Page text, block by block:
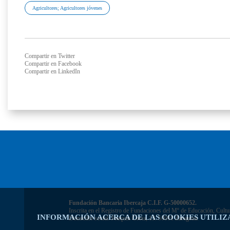
INFORMACIÓN ACERCA DE LAS COOKIES
Agricultores; Agricultores jóvenes
Compartir en Twitter
Compartir en Facebook
Compartir en LinkedIn
Fundación Bancaria Ibercaja C.I.F. G-50000652.
Inscrita en el Registro de Fundaciones del Mº de Educación,
Domicilio social: Joaquín Costa, 13. 50001 Zaragoza.